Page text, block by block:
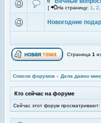
[ На страницу: 1 2
Новогодние
Страница 1
Список форумов » Дела давно
Кто сейчас на форуме
Сейчас этот форум просматривают: